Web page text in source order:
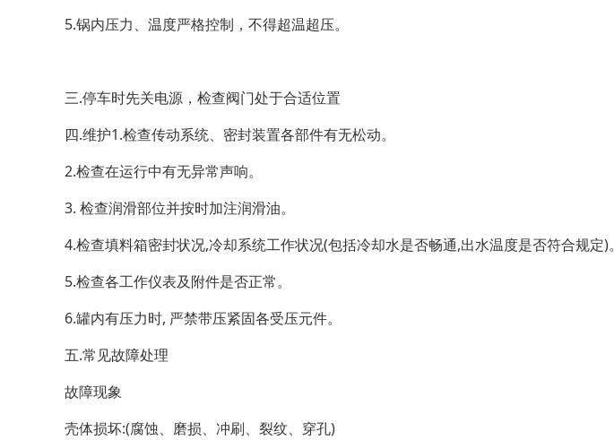
5.锅内压力、温度严格控制，不得超温超压。
三.停车时先关电源，检查阀门处于合适位置
四.维护1.检查传动系统、密封装置各部件有无松动。
2.检查在运行中有无异常声响。
3. 检查润滑部位并按时加注润滑油。
4.检查填料箱密封状况,冷却系统工作状况(包括冷却水是否畅通,出水温度是否符合规定)。
5.检查各工作仪表及附件是否正常。
6.罐内有压力时, 严禁带压紧固各受压元件。
五.常见故障处理
故障现象
壳体损坏:(腐蚀、磨损、冲刷、裂纹、穿孔)